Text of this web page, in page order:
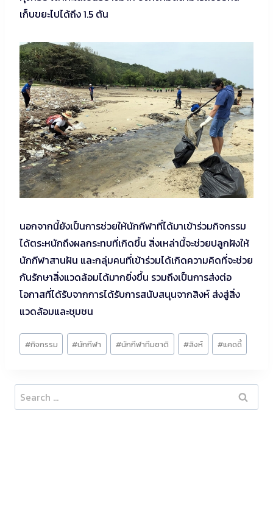
เก็บขยะไปได้ถึง 1.5 ตัน
นอกจากนี้ยังเป็นการช่วยให้นักกีฬาที่ได้มาเข้าร่วมกิจกรรม
ได้ตระหนักถึงผลกระทบที่เกิดขึ้น สิ่งเหล่านี้จะช่วยปลูกฝังให้
นักกีฬาสานฝัน และกลุ่มคนที่เข้าร่วมได้เกิดความคิดที่จะช่วย
กันรักษาสิ่งแวดล้อมได้มากยิ่งขึ้น รวมถึงเป็นการส่งต่อ
โอกาสที่ได้รับจากการได้รับการสนับสนุนจากสิงห์ ส่งสู่สิ่ง
แวดล้อมและชุมชน
Post
Tags:
#กิจกรรม #นักกีฬา #นักกีฬาทีมชาติ #สิงห์ #แคดดี้
Search
for: